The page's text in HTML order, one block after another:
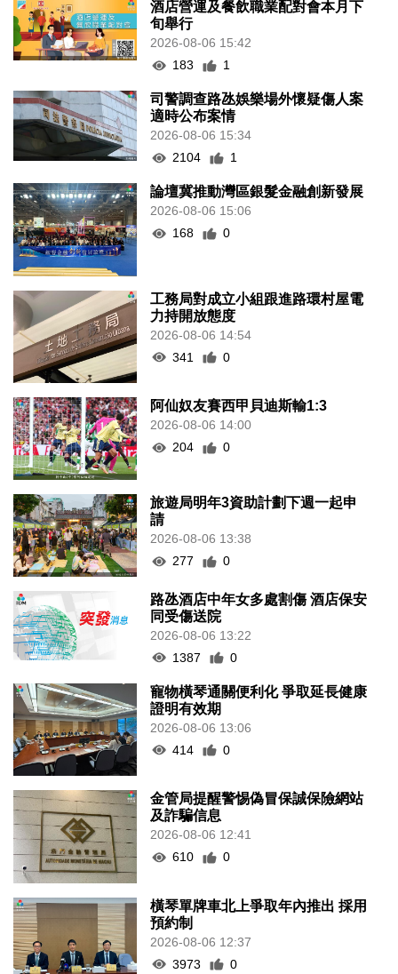
酒店營運及餐飲職業配對會本月下
旬舉行
2026-08-06 15:42
183
1
司警調查路氹娛樂場外懷疑傷人案
適時公布案情
2026-08-06 15:34
2104
1
論壇冀推動灣區銀髮金融創新發展
2026-08-06 15:06
168
0
工務局對成立小組跟進路環村屋電
力持開放態度
2026-08-06 14:54
341
0
阿仙奴友賽西甲貝迪斯輸1:3
2026-08-06 14:00
204
0
旅遊局明年3資助計劃下週一起申
請
2026-08-06 13:38
277
0
路氹酒店中年女多處割傷 酒店保安
同受傷送院
2026-08-06 13:22
1387
0
寵物橫琴通關便利化 爭取延長健康
證明有效期
2026-08-06 13:06
414
0
金管局提醒警惕偽冒保誠保險網站
及詐騙信息
2026-08-06 12:41
610
0
橫琴單牌車北上爭取年內推出 採用
預約制
2026-08-06 12:37
3973
0